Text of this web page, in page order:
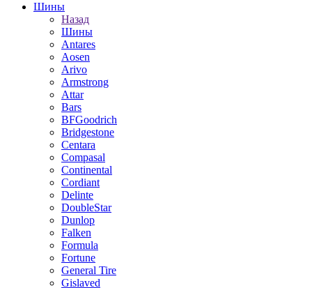
Шины
Назад
Шины
Antares
Aosen
Arivo
Armstrong
Attar
Bars
BFGoodrich
Bridgestone
Centara
Compasal
Continental
Cordiant
Delinte
DoubleStar
Dunlop
Falken
Formula
Fortune
General Tire
Gislaved